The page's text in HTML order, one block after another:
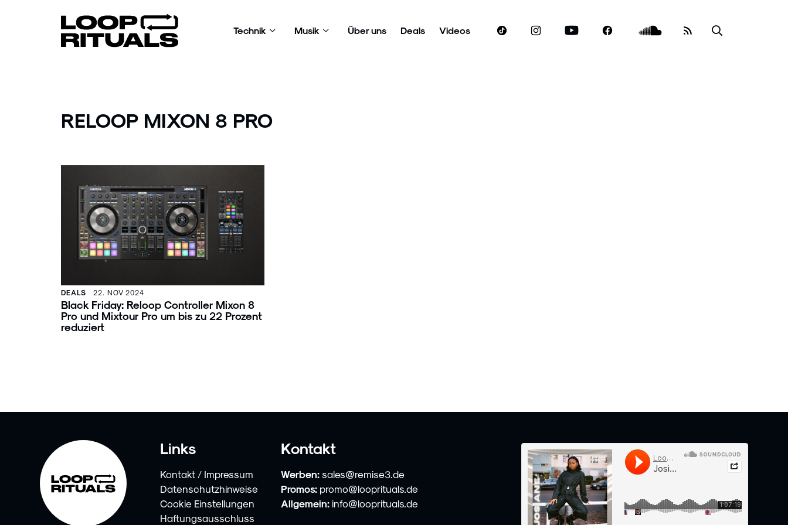
Technik Musik Über uns Deals Videos
RELOOP MIXON 8 PRO
DEALS 22. NOV 2024
Black Friday: Reloop Controller Mixon 8
Pro und Mixtour Pro um bis zu 22 Prozent
reduziert
Links
Kontakt / Impressum
Datenschutzhinweise
Cookie Einstellungen
Haftungsausschluss
Kontakt
Werben: sales@remise3.de
Promos: promo@looprituals.de
Allgemein: info@looprituals.de